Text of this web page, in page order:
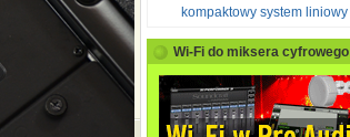
kompaktowy system liniowy
Wi-Fi do miksera cyfrowego